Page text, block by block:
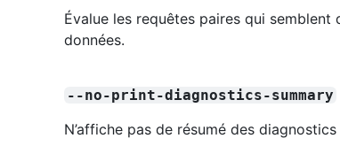
Évalue les requêtes paires qui
données.
--no-print-diagnostics-summary
N’affiche pas de résumé des